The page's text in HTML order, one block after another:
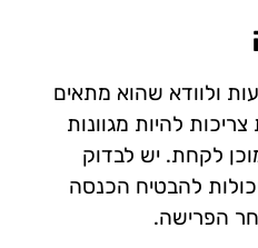
ולוודא שהוא מתאים
להיות מגוונות
לקחת. יש לבדוק
להבטיח הכנסה
הפרישה.